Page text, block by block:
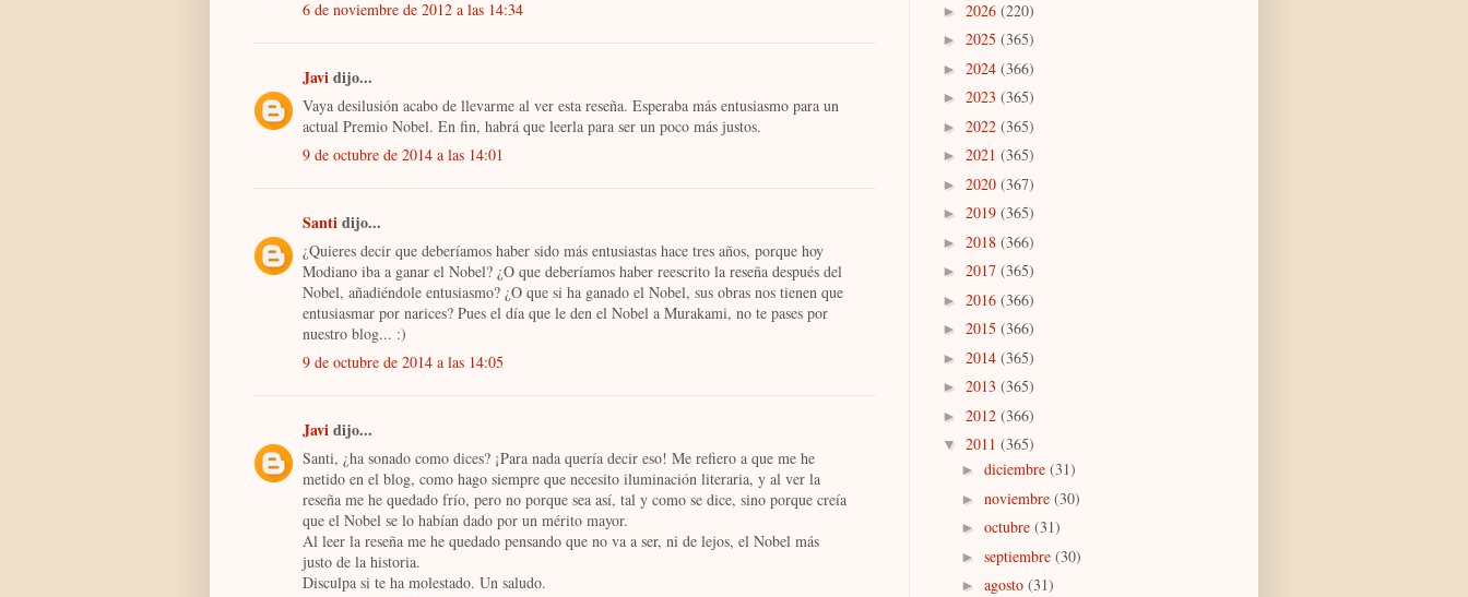
6 de noviembre de 2012 a las 14:34
Javidijo...
Vaya desilusión acabo de llevarme al ver esta reseña. Esperaba más entusiasmo para un
actual Premio Nobel. En fin, habrá que leerla para ser un poco más justos.
9 de octubre de 2014 a las 14:01
Santidijo...
¿Quieres decir que deberíamos haber sido más entusiastas hace tres años, porque hoy
Modiano iba a ganar el Nobel? ¿O que deberíamos haber reescrito la reseña después del
Nobel, añadiéndole entusiasmo? ¿O que si ha ganado el Nobel, sus obras nos tienen que
entusiasmar por narices? Pues el día que le den el Nobel a Murakami, no te pases por
nuestro blog... :)
9 de octubre de 2014 a las 14:05
Javidijo...
Santi, ¿ha sonado como dices? ¡Para nada quería decir eso! Me refiero a que me he
metido en el blog, como hago siempre que necesito iluminación literaria, y al ver la
reseña me he quedado frío, pero no porque sea así, tal y como se dice, sino porque creía
que el Nobel se lo habían dado por un mérito mayor.
Al leer la reseña me he quedado pensando que no va a ser, ni de lejos, el Nobel más
justo de la historia.
Disculpa si te ha molestado. Un saludo.
► 2026 (220)
► 2025 (365)
► 2024 (366)
► 2023 (365)
► 2022 (365)
► 2021 (365)
► 2020 (367)
► 2019 (365)
► 2018 (366)
► 2017 (365)
► 2016 (366)
► 2015 (366)
► 2014 (365)
► 2013 (365)
► 2012 (366)
▼ 2011 (365)
► diciembre (31)
► noviembre (30)
► octubre (31)
► septiembre (30)
► agosto (31)